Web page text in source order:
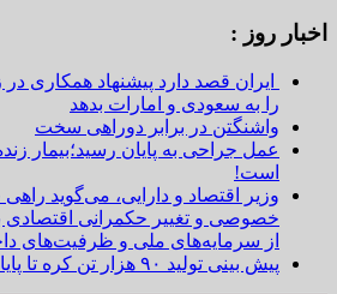
اخبار روز :
ایران قصد دارد پیشنهاد همکاری
را به سعودی و امارات بدهد
واشنگتن در برابر دوراهی سخت
عمل جراحی به پایان رسید؛بیمار
است!
وزیر اقتصاد و دارایی، می‌گوید
خصوصی و تغییر حکمرانی اقتصادی
از سرمایه‌های ملی و ظرفیت‌های
پیش بینی تولید ۹۰ هزار تن کره تا پایان سال